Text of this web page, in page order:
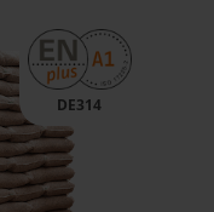
DE314